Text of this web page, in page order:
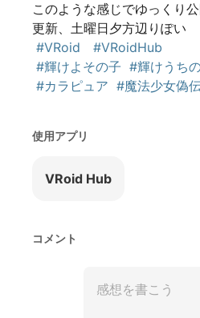
このような感じでゆっくり
更新、土曜日夕方辺りぽい
#VRoid
#VRoidHub
#輝けよその子 #輝けうち
#カラピュア #魔法少女偽
使用アプリ
VRoid Hub
コメント